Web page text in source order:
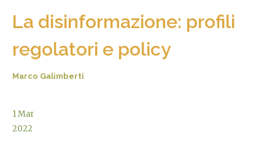
La disinformazione: profili
regolatori e policy
Marco Galimberti
1Mar
2022